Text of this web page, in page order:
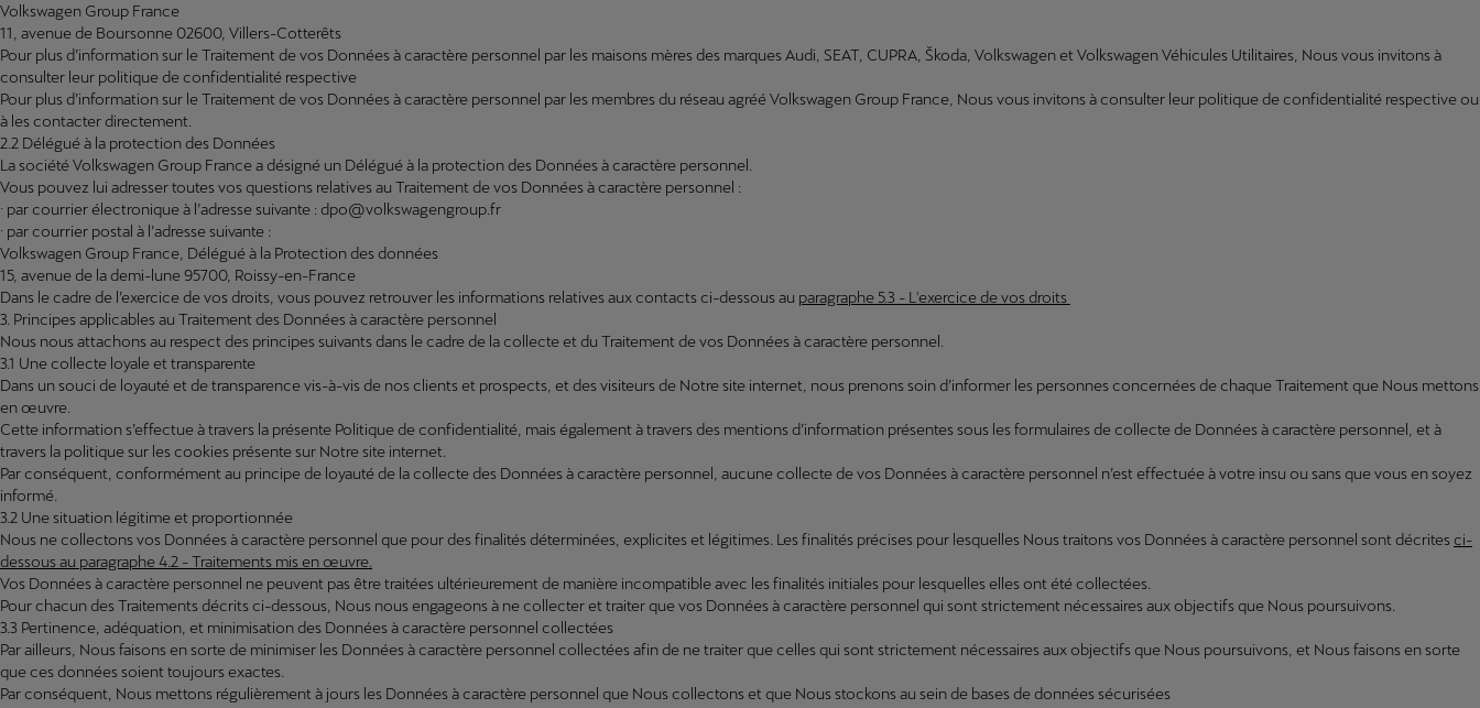
Volkswagen Group France
11, avenue de Boursonne 02600, Villers-Cotterêts
Pour plus d’information sur le Traitement de vos Données à caractère personnel par les maisons mères des marques Audi, SEAT, CUPRA, Škoda, Volkswagen et Volkswagen Véhicules Utilitaires, Nous vous invitons à
consulter leur politique de confidentialité respective
Pour plus d’information sur le Traitement de vos Données à caractère personnel par les membres du réseau agréé Volkswagen Group France, Nous vous invitons à consulter leur politique de confidentialité respective ou
à les contacter directement.
2.2 Délégué à la protection des Données
La société Volkswagen Group France a désigné un Délégué à la protection des Données à caractère personnel.
Vous pouvez lui adresser toutes vos questions relatives au Traitement de vos Données à caractère personnel :
· par courrier électronique à l’adresse suivante : dpo@volkswagengroup.fr
· par courrier postal à l’adresse suivante :
Volkswagen Group France, Délégué à la Protection des données
15, avenue de la demi-lune 95700, Roissy-en-France
Dans le cadre de l’exercice de vos droits, vous pouvez retrouver les informations relatives aux contacts ci-dessous au paragraphe 5.3 - L'exercice de vos droits
3. Principes applicables au Traitement des Données à caractère personnel
Nous nous attachons au respect des principes suivants dans le cadre de la collecte et du Traitement de vos Données à caractère personnel.
3.1 Une collecte loyale et transparente
Dans un souci de loyauté et de transparence vis-à-vis de nos clients et prospects, et des visiteurs de Notre site internet, nous prenons soin d’informer les personnes concernées de chaque Traitement que Nous mettons
en œuvre.
Cette information s’effectue à travers la présente Politique de confidentialité, mais également à travers des mentions d’information présentes sous les formulaires de collecte de Données à caractère personnel, et à
travers la politique sur les cookies présente sur Notre site internet.
Par conséquent, conformément au principe de loyauté de la collecte des Données à caractère personnel, aucune collecte de vos Données à caractère personnel n’est effectuée à votre insu ou sans que vous en soyez
informé.
3.2 Une situation légitime et proportionnée
Nous ne collectons vos Données à caractère personnel que pour des finalités déterminées, explicites et légitimes. Les finalités précises pour lesquelles Nous traitons vos Données à caractère personnel sont décritesci-
dessous au paragraphe 4.2 - Traitements mis en œuvre.
Vos Données à caractère personnel ne peuvent pas être traitées ultérieurement de manière incompatible avec les finalités initiales pour lesquelles elles ont été collectées.
Pour chacun des Traitements décrits ci-dessous, Nous nous engageons à ne collecter et traiter que vos Données à caractère personnel qui sont strictement nécessaires aux objectifs que Nous poursuivons.
3.3 Pertinence, adéquation, et minimisation des Données à caractère personnel collectées
Par ailleurs, Nous faisons en sorte de minimiser les Données à caractère personnel collectées afin de ne traiter que celles qui sont strictement nécessaires aux objectifs que Nous poursuivons, et Nous faisons en sorte
que ces données soient toujours exactes.
Par conséquent, Nous mettons régulièrement à jours les Données à caractère personnel que Nous collectons et que Nous stockons au sein de bases de données sécurisées